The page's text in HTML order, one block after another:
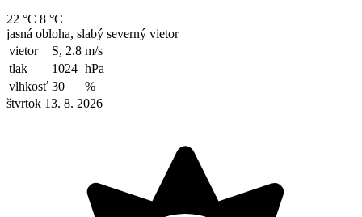
22 °C 8 °C
jasná obloha, slabý severný vietor
vietor
S, 2.8 m/s
tlak
1024 hPa
vlhkosť 30
%
štvrtok 13. 8. 2026